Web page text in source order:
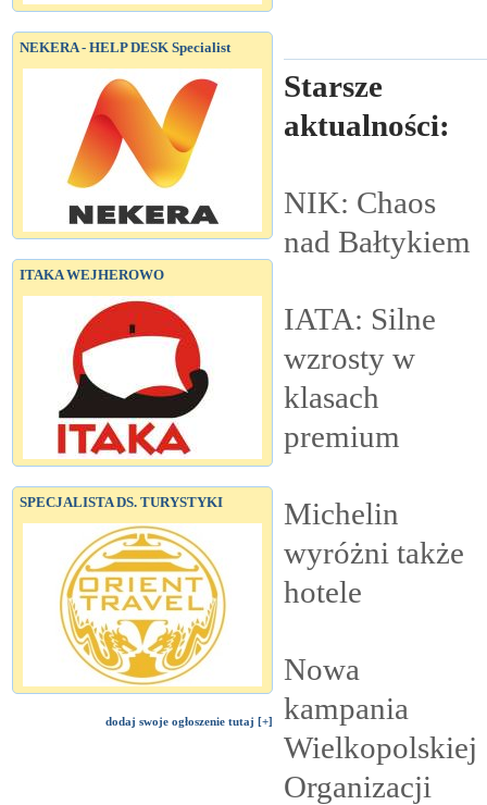
NEKERA - HELP DESK Specialist
ITAKA WEJHEROWO
SPECJALISTA DS. TURYSTYKI
dodaj swoje ogłoszenie tutaj [+]
Starsze
aktualności:
NIK: Chaos
nad Bałtykiem
IATA: Silne
wzrosty w
klasach
premium
Michelin
wyróżni także
hotele
Nowa
kampania
Wielkopolskiej
Organizacji